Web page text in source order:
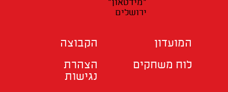
המועדון
הקבוצה
לוח משחקים
הצהרת
נגישות